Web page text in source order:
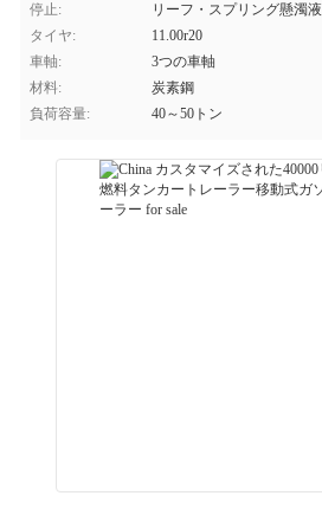
停止:
リーフ・スプリング懸濁液
タイヤ:
11.00r20
車軸:
3つの車軸
材料:
炭素鋼
負荷容量:
40～50トン